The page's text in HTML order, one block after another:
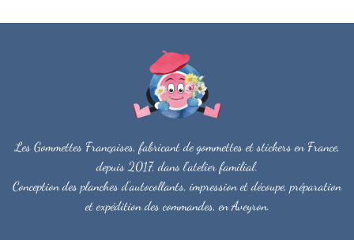
Les Gommettes Françaises, fabricant de gommettes et stickers en France,
depuis 2017, dans l'atelier familial.
Conception des planches d'autocollants, impression et découpe, préparation
et expédition des commandes, en Aveyron.